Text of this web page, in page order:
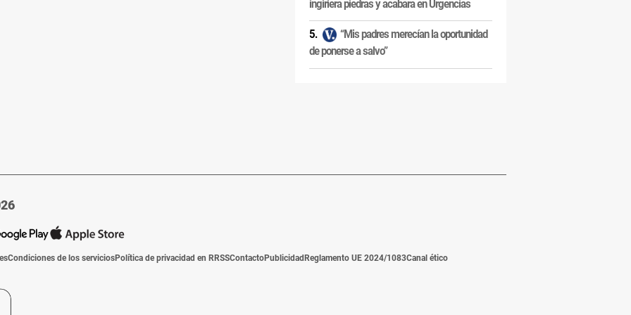
ingiriera piedras y acabara en Urgencias
“Mis padres merecían la oportunidad
de ponerse a salvo”
Condiciones de los serviciosPolítica de privacidad en RRSSContactoPublicidadReglamento UE 2024/1083Canal ético